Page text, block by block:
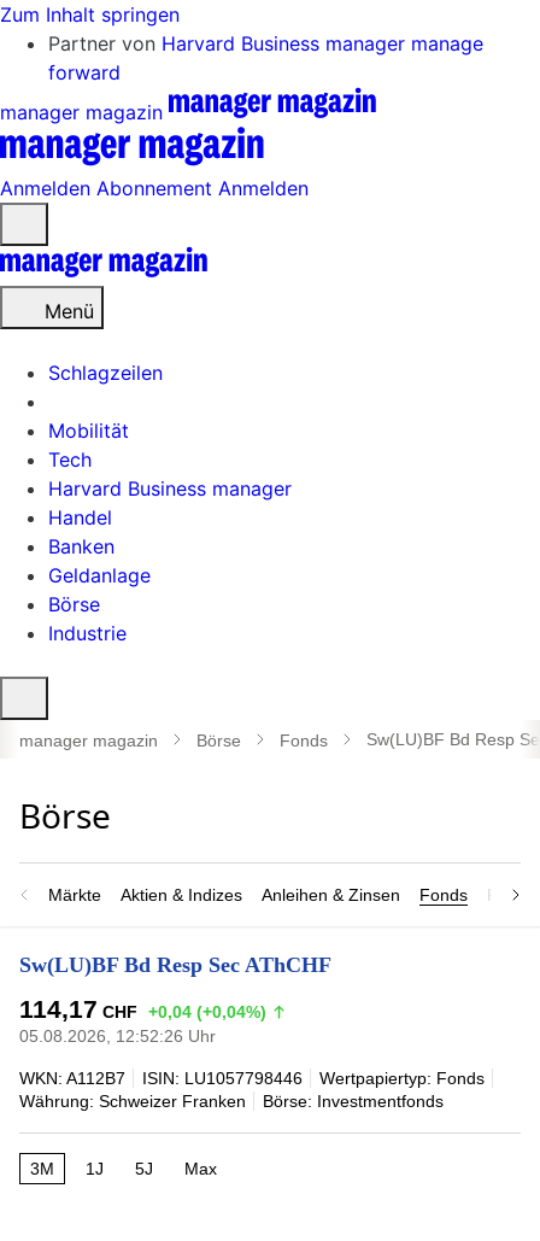
Zum Inhalt springen
Partner von Harvard Business manager manage
forward
manager magazin
Anmelden Abonnement Anmelden
öffnen
Menü
Schlagzeilen
Mobilität
Tech
Harvard Business manager
Handel
Banken
Geldanlage
Börse
Industrie
öffnen
manager magazin Börse Fonds Sw(LU)BF Bd Resp
Märkte Aktien & Indizes Anleihen & Zinsen Fonds
Sw(LU)BF Bd Resp Sec AThCHF
114,17 CHF
+0,04 (+0,04%)
05.08.2026, 12:52:26 Uhr
WKN: A112B7 ISIN: LU1057798446
Wertpapiertyp: Fonds
Währung: Schweizer Franken
Börse: Investmentfonds
3M 1J 5J Max